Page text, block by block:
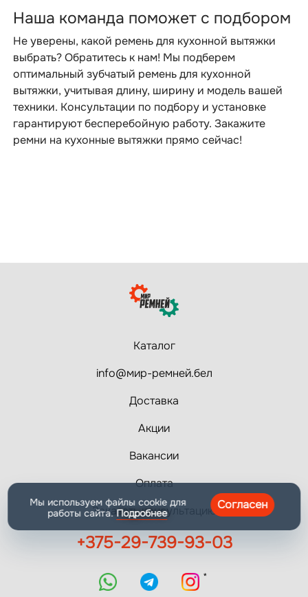
Наша команда поможет с подбором
Не уверены, какой ремень для кухонной вытяжки
выбрать? Обратитесь к нам! Мы подберем
оптимальный зубчатый ремень для кухонной
вытяжки, учитывая длину, ширину и модель вашей
техники. Консультации по подбору и установке
гарантируют бесперебойную работу. Закажите
ремни на кухонные вытяжки прямо сейчас!
Каталог
info@мир-ремней.бел
Доставка
Акции
Вакансии
Оплата
Заказать консультацию
+375-29-739-93-03
*
Мы используем файлы cookie для
работы сайта. Подробнее
Согласен